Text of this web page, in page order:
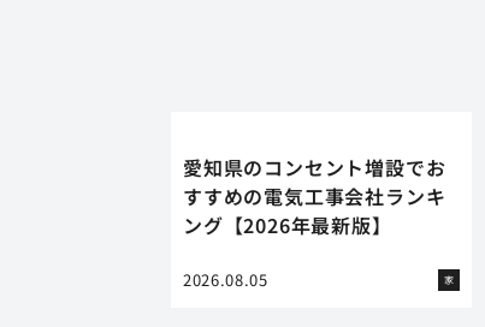
愛知県のコンセント増設でお
すすめの電気工事会社ランキ
ング【2026年最新版】
2026.08.05 家